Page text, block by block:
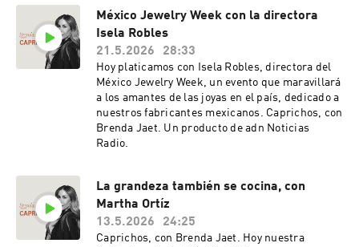
por qué reconectar con nuestra intuición es la
clave definitiva para generar empatía real.
Ponte cómoda y aprende a leer entre líneas en
esta fascinante conversación.
México Jewelry Week con la directora
Isela Robles
21.5.2026
28:33
Hoy platicamos con Isela Robles, directora del
México Jewelry Week, un evento que maravillará
a los amantes de las joyas en el país, dedicado a
nuestros fabricantes mexicanos. Caprichos, con
Brenda Jaet. Un producto de adn Noticias
Radio.
La grandeza también se cocina, con
Martha Ortíz
13.5.2026
24:25
Caprichos, con Brenda Jaet. Hoy nuestra